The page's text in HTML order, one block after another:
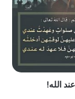
الله!